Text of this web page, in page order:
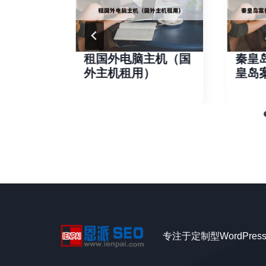
租国外电脑主机（国
外主机租用）
秦皇
皇岛
专注于定制型